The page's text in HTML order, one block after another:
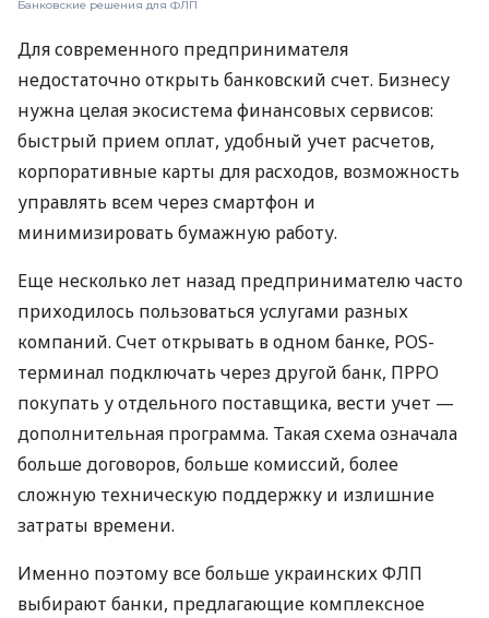
Банковские решения для ФЛП
Для современного предпринимателя
недостаточно открыть банковский счет. Бизнесу
нужна целая экосистема финансовых сервисов:
быстрый прием оплат, удобный учет расчетов,
корпоративные карты для расходов, возможность
управлять всем через смартфон и
минимизировать бумажную работу.
Еще несколько лет назад предпринимателю часто
приходилось пользоваться услугами разных
компаний. Счет открывать в одном банке, POS-
терминал подключать через другой банк, ПРРО
покупать у отдельного поставщика, вести учет —
дополнительная программа. Такая схема означала
больше договоров, больше комиссий, более
сложную техническую поддержку и излишние
затраты времени.
Именно поэтому все больше украинских ФЛП
выбирают банки, предлагающие комплексное